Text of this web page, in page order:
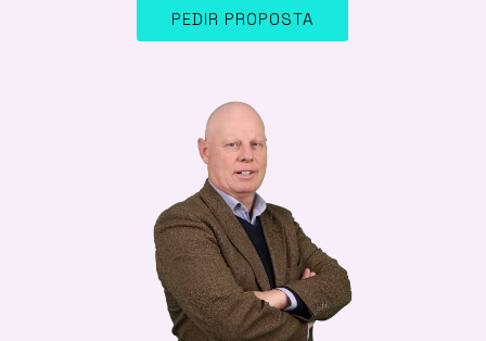
PEDIR PROPOSTA